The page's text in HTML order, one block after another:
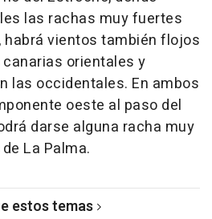
las rachas muy fuertes
habrá vientos también flojos
orientales y
las occidentales. En ambos
oeste al paso del
darse alguna racha muy
La Palma.
estos temas